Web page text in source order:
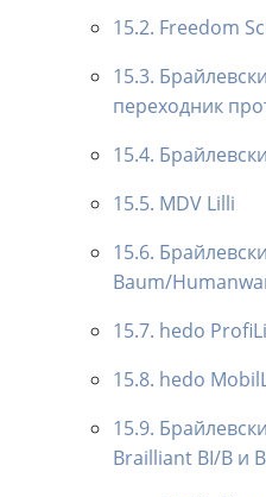
15.2. Freedom
15.3.
переходник
15.4.
15.5. MDV Lilli
15.6.
Baum/
15.7. hedo
15.8. hedo
15.9.
Brailliant BI/B и